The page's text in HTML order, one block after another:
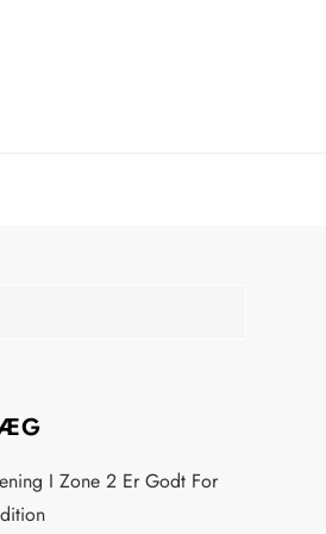
I Zone 2 Er Godt For